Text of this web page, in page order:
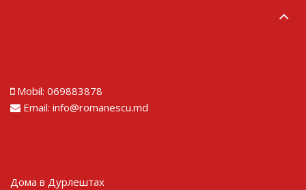
Mobil: 069883878
Email: info@romanescu.md
Дома в Дурлештах